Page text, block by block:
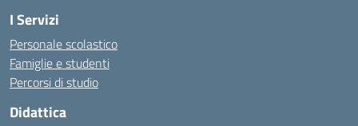
I Servizi
Personale scolastico
Famiglie e studenti
Percorsi di studio
Didattica